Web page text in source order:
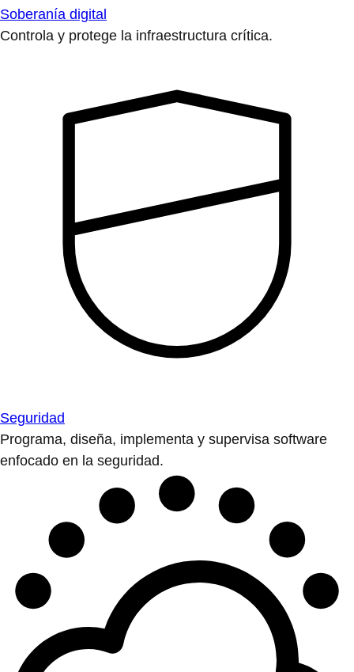
Soberanía digital
Controla y protege la infraestructura crítica.
Seguridad
Programa, diseña, implementa y supervisa software
enfocado en la seguridad.